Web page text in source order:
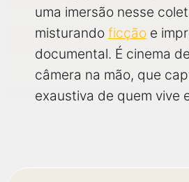
uma imersão nesse
misturando ficção e
documental. É cinema
câmera na mão, que
exaustiva de quem vive